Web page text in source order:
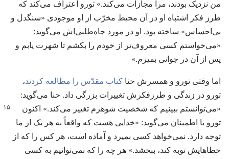
من نزدیک بودند،‏ مرا مجازات می‌کند.‏» تورو اعتراف می‌کند که
طرز فکر اشتباه او در آن محیط مخرّب از او موجودی «سنگدل و
بی‌احساس» ساخته بود.‏ او در مورد جاه‌طلبی‌اش می‌گوید:‏
«می‌خواستم کسی معروف‌تر از خودم را بکشم تا شهرت یابم و
پس از آن در جوانی بمیرم.‏»‏
اما وقتی تورو و همسرش حنا کتاب مقدّس را مطالعه کردند‏،‏
تورو در زندگی و طرزفکرش تغییرات بزرگی داد.‏ حنا می‌گوید:‏
«می‌توانستم ببینیم که شخصیت شوهرم تغییر می‌کند.‏» اکنون
تورو با اطمینان می‌گوید:‏ «خدایی هست که واقعاً به هر یک از ما
توجه دارد.‏ نمی‌خواهد کسی بمیرد و آماده است،‏ هر کس را که از
خطاهایش توبه کند،‏ ببخشد.‏» هر چه را که نمی‌توانیم به کسی